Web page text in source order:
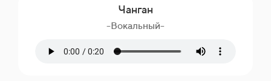
Чанган
-Вокальный-